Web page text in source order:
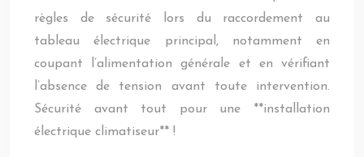
règles de sécurité lors du raccordement au
tableau électrique principal, notamment en
coupant l’alimentation générale et en vérifiant
l’absence de tension avant toute intervention.
Sécurité avant tout pour une **installation
électrique climatiseur** !